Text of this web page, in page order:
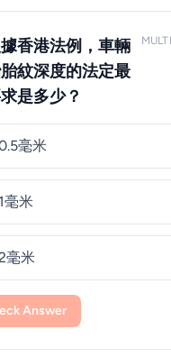
香港法例，車輛
紋深度的法定最
是多少？
毫米
1毫米
毫米
Answer